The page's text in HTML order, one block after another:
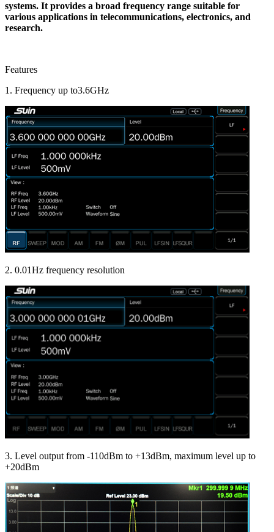
systems. It provides a broad frequency range suitable for
various applications in telecommunications, electronics, and
research.
Features
1. Frequency up to3.6GHz
2. 0.01Hz frequency resolution
3. Level output from -110dBm to +13dBm, maximum level up to
+20dBm